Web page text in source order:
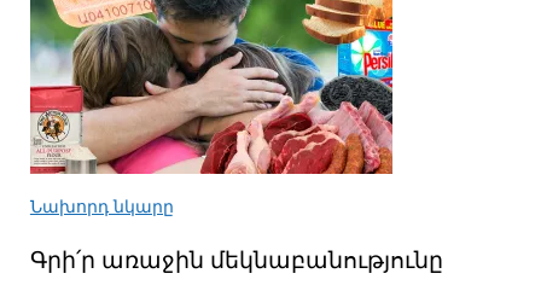
Նախորդ նկարը
Գրի՛ր առաջին մեկնաբանությունը